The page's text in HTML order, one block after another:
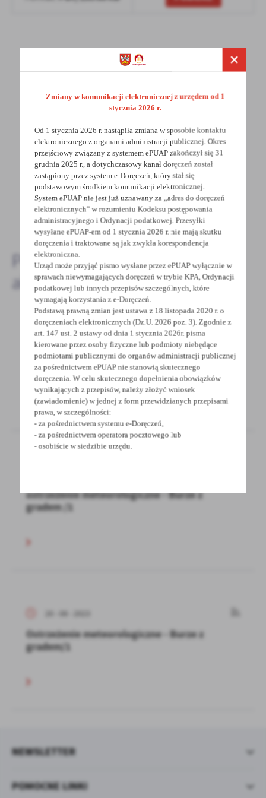
treści w postaci wiadomości, ofert, komunikatów mediów
POPRZEDNI NASTĘPNY
Spodobała Ci się informacja? Zostaw nam swoją opinię
- to dla Ciebie staramy się być najlepsi, a Twoje zdanie
bardzo nam w tym pomoże!
DODAJ KOMENTARZ
Pozostałe
aktualności
26 - 08 - 2023
Ostrzeżenie meteorologiczne - Burze z
gradem/1
ostrzeżenie meteorologiczne - Burze z
gradem /1
20 - 08 - 2023
Ostrzeżenie meteorologiczne - Burze z
gradem/1
POMOCNE LINKI
NEWSLETTER
Zmiany w komunikacji elektronicznej z urzędem od 1
stycznia 2026 r.
Od 1 stycznia 2026 r. nastąpiła zmiana w sposobie kontaktu
elektronicznego z organami administracji publicznej. Okres
przejściowy związany z systemem ePUAP zakończył się 31
grudnia 2025 r., a dotychczasowy kanał doręczeń został
zastąpiony przez system e-Doręczeń, który stał się
podstawowym środkiem komunikacji elektronicznej.
System ePUAP nie jest już uznawany za „adres do doręczeń
elektronicznych” w rozumieniu Kodeksu postępowania
administracyjnego i Ordynacji podatkowej. Przesyłki
wysyłane ePUAP-em od 1 stycznia 2026 r. nie mają skutku
doręczenia i traktowane są jak zwykła korespondencja
elektroniczna.
Urząd może przyjąć pismo wysłane przez ePUAP wyłącznie w
sprawach niewymagających doręczeń w trybie KPA, Ordynacji
podatkowej lub innych przepisów szczególnych, które
wymagają korzystania z e-Doręczeń.
Podstawą prawną zmian jest ustawa z 18 listopada 2020 r. o
doręczeniach elektronicznych (Dz.U. 2026 poz. 3). Zgodnie z
art. 147 ust. 2 ustawy od dnia 1 stycznia 2026r. pisma
kierowane przez osoby fizyczne lub podmioty niebędące
podmiotami publicznymi do organów administracji publicznej
za pośrednictwem ePUAP nie stanowią skutecznego
doręczenia. W celu skutecznego dopełnienia obowiązków
wynikających z przepisów, należy złożyć wniosek
(zawiadomienie) w jednej z form przewidzianych przepisami
prawa, w szczególności:
- za pośrednictwem systemu e-Doręczeń,
- za pośrednictwem operatora pocztowego lub
- osobiście w siedzibie urzędu.